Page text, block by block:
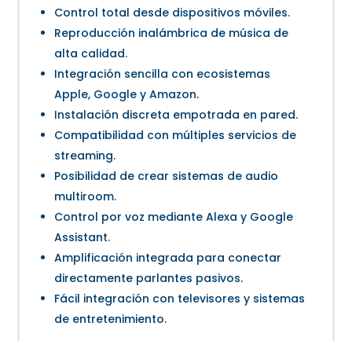
Control total desde dispositivos móviles.
Reproducción inalámbrica de música de
alta calidad.
Integración sencilla con ecosistemas
Apple, Google y Amazon.
Instalación discreta empotrada en pared.
Compatibilidad con múltiples servicios de
streaming.
Posibilidad de crear sistemas de audio
multiroom.
Control por voz mediante Alexa y Google
Assistant.
Amplificación integrada para conectar
directamente parlantes pasivos.
Fácil integración con televisores y sistemas
de entretenimiento.